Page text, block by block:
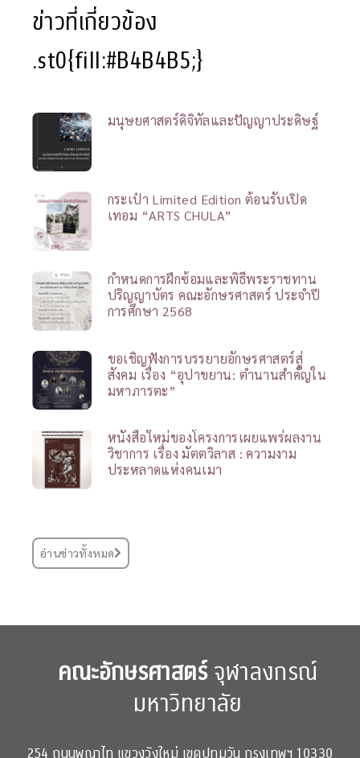
ข่าวที่เกี่ยวข้อง
.st0{fill:#B4B4B5;}
มนุษยศาสตร์ดิจิทัลและปัญญาประดิษฐ์
กระเป๋า Limited Edition ต้อนรับเปิด
เทอม “ARTS CHULA”
กำหนดการฝึกซ้อมและพิธีพระราชทาน
ปริญญาบัตร คณะอักษรศาสตร์ ประจำปี
การศึกษา 2568
ขอเชิญฟังการบรรยายอักษรศาสตร์สู่
สังคม เรื่อง “อุปาขยาน: ตำนานสำคัญใน
มหาภารตะ”
หนังสือใหม่ของโครงการเผยแพร่ผลงาน
วิชาการ เรื่อง มัตตวิลาส : ความงาม
ประหลาดแห่งคนเมา
อ่านข่าวทั้งหมด
คณะอักษรศาสตร์จุฬาลงกรณ์
มหาวิทยาลัย
254 ถนนพญาไท แขวงวังใหม่ เขตปทุมวัน กรุงเทพฯ 10330